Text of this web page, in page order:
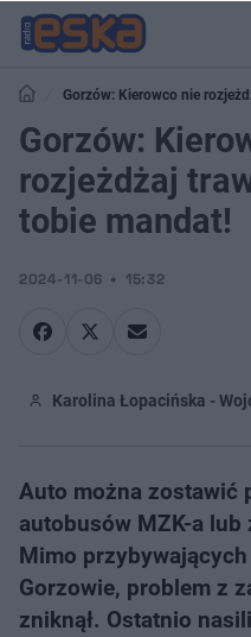
Gorzów: Kierowco nie
Gorzów:
rozjeżdżaj
tobie mandat!
2024-11-06 15:32
Karolina Łopacińska -
Auto można zostawić
autobusów MZK-a lub
Mimo
Gorzowie, problem z
zniknął.​ Ostatnio